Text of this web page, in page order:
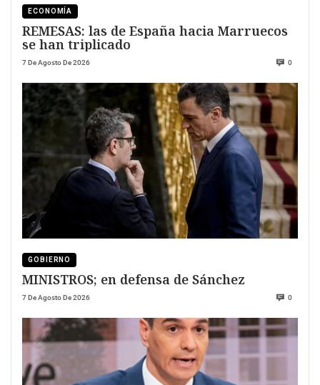
ECONOMÍA
REMESAS: las de España hacia Marruecos
se han triplicado
7 De Agosto De 2026 0
GOBIERNO
MINISTROS; en defensa de Sánchez
7 De Agosto De 2026 0